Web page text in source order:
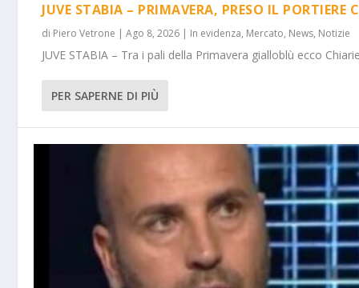
JUVE STABIA – PRIMAVERA, PRESO IL PORTIERE
di Piero Vetrone |Ago 8, 2026 | In evidenza, Mercato, News, Notizie
JUVE STABIA – Tra i pali della Primavera gialloblù ecco
PER SAPERNE DI PIÙ